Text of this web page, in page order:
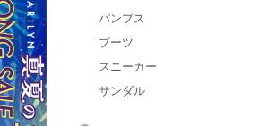
パンプス
ブーツ
スニーカー
サンダル